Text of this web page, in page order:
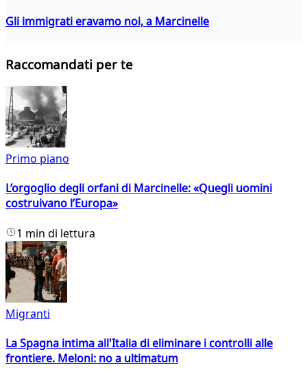
Gli immigrati eravamo noi, a Marcinelle
Raccomandati per te
Primo piano
L’orgoglio degli orfani di Marcinelle: «Quegli uomini
costruivano l’Europa»
1 min di lettura
Migranti
La Spagna intima all'Italia di eliminare i controlli alle
frontiere. Meloni: no a ultimatum